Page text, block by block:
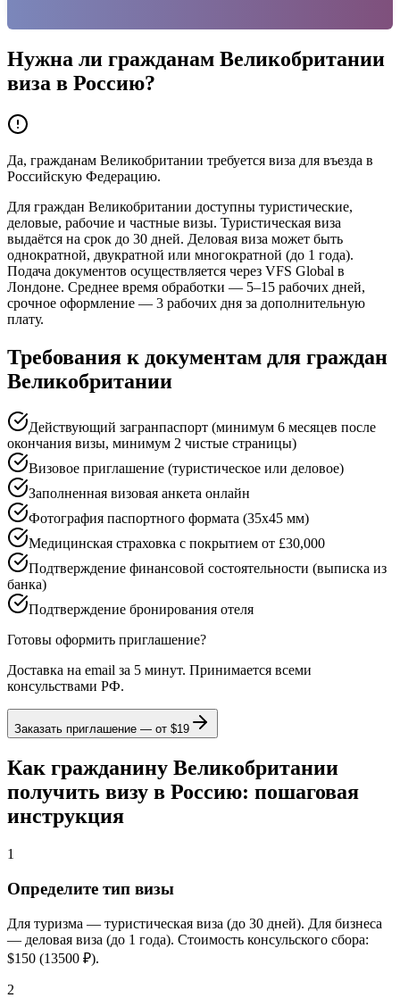
Нужна ли гражданам Великобритании
виза в Россию?
Да, гражданам Великобритании требуется виза для въезда в
Российскую Федерацию.
Для граждан Великобритании доступны туристические,
деловые, рабочие и частные визы. Туристическая виза
выдаётся на срок до 30 дней. Деловая виза может быть
однократной, двукратной или многократной (до 1 года).
Подача документов осуществляется через VFS Global в
Лондоне. Среднее время обработки — 5–15 рабочих дней,
срочное оформление — 3 рабочих дня за дополнительную
плату.
Требования к документам для граждан
Великобритании
Действующий загранпаспорт (минимум 6 месяцев после
окончания визы, минимум 2 чистые страницы)
Визовое приглашение (туристическое или деловое)
Заполненная визовая анкета онлайн
Фотография паспортного формата (35x45 мм)
Медицинская страховка с покрытием от £30,000
Подтверждение финансовой состоятельности (выписка из
банка)
Подтверждение бронирования отеля
Готовы оформить приглашение?
Доставка на email за 5 минут. Принимается всеми
консульствами РФ.
Заказать приглашение — от $19
Как гражданину Великобритании
получить визу в Россию: пошаговая
инструкция
1
Определите тип визы
Для туризма — туристическая виза (до 30 дней). Для бизнеса
— деловая виза (до 1 года). Стоимость консульского сбора:
$150 (13500 ₽).
2